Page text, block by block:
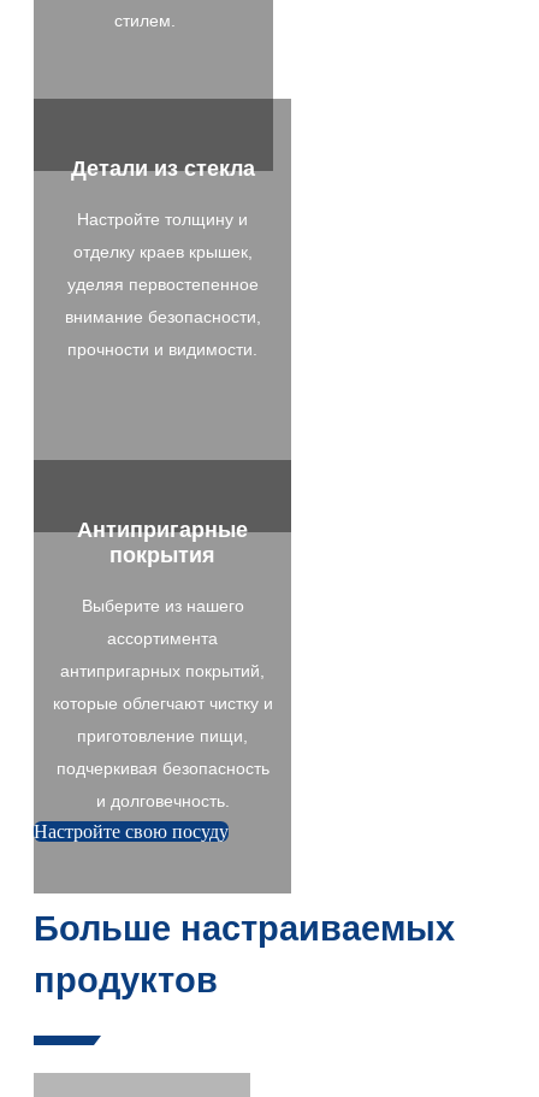
стилем.
Детали из стекла
Настройте толщину и
отделку краев крышек,
уделяя первостепенное
внимание безопасности,
прочности и видимости.
Антипригарные
покрытия
Выберите из нашего
ассортимента
антипригарных покрытий,
которые облегчают чистку и
приготовление пищи,
подчеркивая безопасность
и долговечность.
Настройте свою посуду
Больше настраиваемых
продуктов